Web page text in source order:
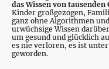
das Wissen von tausenden
Kinder großgezogen,
ganz ohne Algorithmen
urwüchsige Wissen
um gesund und glücklich
es nie verloren, es ist
geworden.